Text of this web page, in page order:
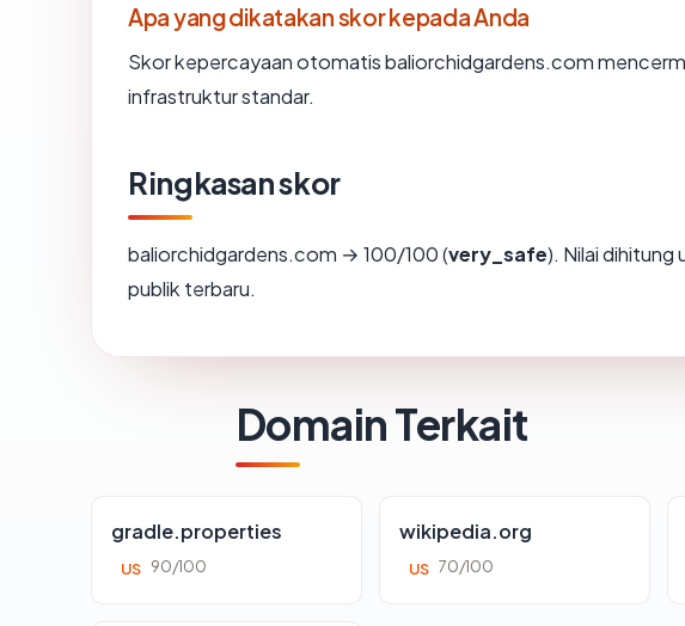
Apa yang dikatakan skor kepada Anda
Skor kepercayaan otomatis baliorchidgardens.com
infrastruktur standar.
Ringkasan skor
baliorchidgardens.com → 100/100 (very_safe). Nilai dihitung
publik terbaru.
Domain Terkait
gradle.properties
US 90/100
wikipedia.org
US 70/100